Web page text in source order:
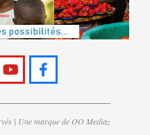
| Une marque de OO Mediaz